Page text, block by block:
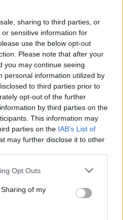
sharing to third parties, or
sensitive information for
use the below opt-out
Please note that after your
you may continue seeing
personal information utilized by
to third parties prior to
opt-out of the further
by third parties on the
This information may
parties on the IAB’s List of
may further disclose it to other
Opt Outs
of my